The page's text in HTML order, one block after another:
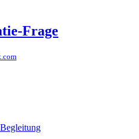
Frage